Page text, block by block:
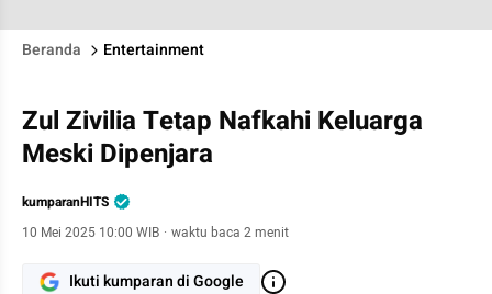
Beranda Entertainment
Zul Zivilia Tetap Nafkahi Keluarga
Meski Dipenjara
kumparanHITS
10 Mei 2025 10:00 WIB · waktu baca 2 menit
Ikuti kumparan di Google